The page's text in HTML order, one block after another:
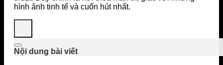
hình ảnh tinh tế và cuốn hút nhất.
Nội dung bài viết